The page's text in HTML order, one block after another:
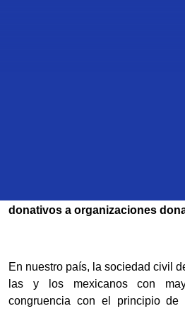
donativos a organizaciones
En nuestro país, la sociedad civil
las y los mexicanos con
congruencia con el principio de